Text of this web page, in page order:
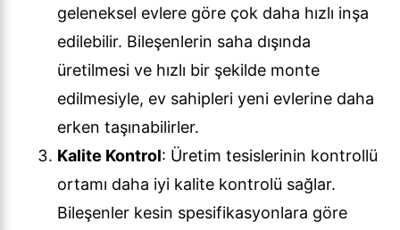
geleneksel evlere göre çok daha hızlı inşa
edilebilir. Bileşenlerin saha dışında
üretilmesi ve hızlı bir şekilde monte
edilmesiyle, ev sahipleri yeni evlerine daha
erken taşınabilirler.
Kalite Kontrol: Üretim tesislerinin kontrollü
ortamı daha iyi kalite kontrolü sağlar.
Bileşenler kesin spesifikasyonlara göre